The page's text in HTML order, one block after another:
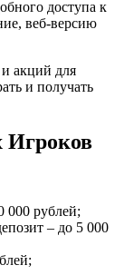
доступа к
веб-версию
акций для
и получать
000 рублей;
– до 5 000